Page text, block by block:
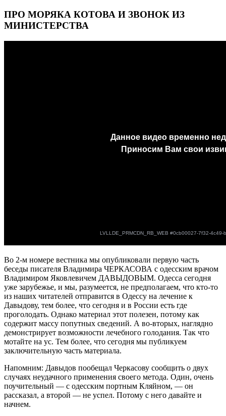
ПРО МОРЯКА КОТОВА И ЗВОНОК ИЗ
МИНИСТЕРСТВА
Во 2-м номере вестника мы опубликовали первую часть
беседы писателя Владимира ЧЕРКАСОВА с одесским врачом
Владимиром Яковлевичем ДАВЫДОВЫМ. Одесса сегодня
уже зарубежье, и мы, разумеется, не предполагаем, что кто-то
из наших читателей отправится в Одессу на лечение к
Давыдову, тем более, что сегодня и в России есть где
проголодать. Однако материал этот полезен, потому как
содержит массу попутных сведений. А во-вторых, наглядно
демонстрирует возможности лечебного голодания. Так что
мотайте на ус. Тем более, что сегодня мы публикуем
заключительную часть материала.
Напомним: Давыдов пообещал Черкасову сообщить о двух
случаях неудачного применения своего метода. Один, очень
поучительный — с одесским портным Кляйном, — он
рассказал, а второй — не успел. Потому с него давайте и
начнем.